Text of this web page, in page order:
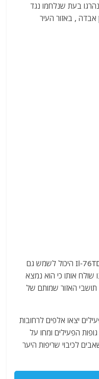
באג'ור ו-3 מחבריו נהרגו בעת שנלחמו נגד
, באזור העיר
ברשות משמרות יש מטוס מטען מדגם Il-76TD היכול לשמש גם
שולח אותו כי הוא נמצא
האזור שמותם של
ברבים על מותם של 4 הפעילים יצאו אלפים לרחובות
הפעילים ומחו על
לכיבוי שריפות היער